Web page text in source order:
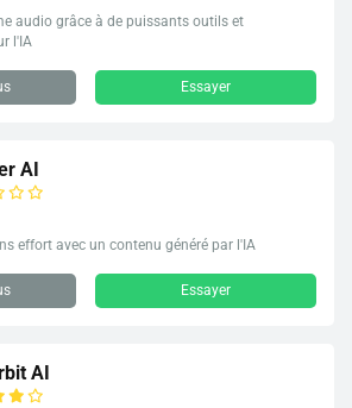
audio grâce à de puissants outils et
l'IA
Essayer
AI
effort avec un contenu généré par l'IA
Essayer
AI